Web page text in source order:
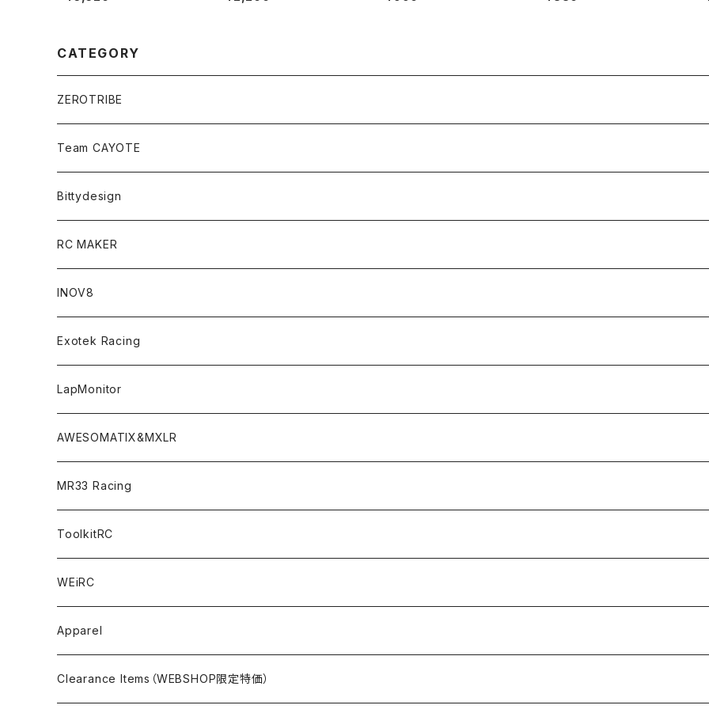
ージョンキット用）
CATEGORY
ZEROTRIBE
Zetricks（Spare & Optional）
T4 MID Conversion Kit
T4 FWD Conversion Kit
BD9 MID Conversion Kit
Option Parts For TRF420,420X
Option Parts For TA08/TA08R
TA08
TA08R
Option Parts For XRAY T4
Option Parts For YOKOMO BD9
Option Parts For YOKOMO BD8
Accessories
Discontinued Products
Option Parts For A800R
Team CAYOTE
Batteries
Merchandise
Accessories
CREST ESC
CREST X EVO
CRESR RS120
CREST Stocki Motor
CREST Modi Motor
Special Set（ZEROTRIBEオリジナル）
Bittydesign
On-Road Clear Body＜オンロード用ボディ＞
GT8 （1/8 W/B325mm,W/B360mm）
LMH （1/10 190mm）
M-Chassis（1/10 W/B210-225mm）
F1（1/10）
Liquid Mask＜リキッドマスク＞
Accessories＜バッグ/その他製品＞
Stencils＜エアブラシ用ステンシル＞
RC MAKER
SP2＜組立キット／スペアー＆オプションパーツ＞
SP1＜組立キット／スペアー＆オプションパーツ＞
SP1-F＜組立キット／スペアー＆オプションパーツ＞
Awesomatix
A800MMX
A800R
XRAY
X4
X4F
Accessories
YOKOMO
BD12
BD11
MUGEN
MTC2
SANWA
INOV8
Bodyshell Accessories
Setup Tools
Pit Accessories
Radio Accessories
Option Parts
Electronics
Tire Cleaner/Additive
Exotek Racing
Bodies
F1ULTRA
RUBBER TIRES＆WHEEL
LapMonitor
Decoder
Transponder
Accessories
AWESOMATIX&MXLR
A800R（KIT＆Spare & Optional）
A12（KIT＆Spare & Optional）
MR33 Racing
Chemicals＜ケミカル＞
Shock Oil＜ショックオイル＞
Diff Oil＜デフオイル＞
Tires＜タイヤ関連＞
Additive＜グリップ剤＞
Glue＜瞬間接着剤＞
OptionParts＜オプションパーツ＞
AWESOMATIX A800R＜A800R用オプション＞
Accessories＜アクセサリー＞
ToolkitRC
WEiRC
Spring Steel Chassis
DLC Black Spring Steel Chassis
Apparel
Clearance Items（WEBSHOP限定特価）